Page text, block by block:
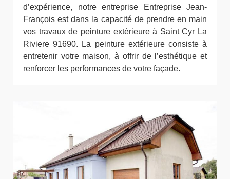
d’expérience, notre entreprise Entreprise Jean-
François est dans la capacité de prendre en main
vos travaux de peinture extérieure à Saint Cyr La
Riviere 91690. La peinture extérieure consiste à
entretenir votre maison, à offrir de l’esthétique et
renforcer les performances de votre façade.